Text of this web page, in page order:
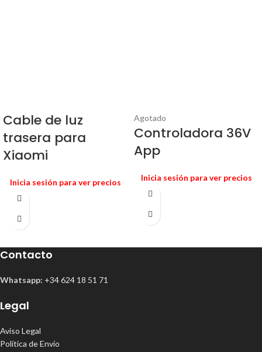
Cable de luz
trasera para
Xiaomi
Inicia sesión para ver precios
Agotado
Controladora 36V
App
Inicia sesión para ver precios
Contacto
Whatsapp: +34 624 18 51 71
Legal
Aviso Legal
Política de Envío